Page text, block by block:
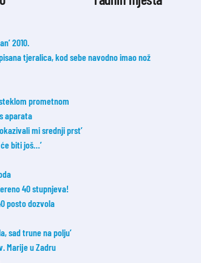
2010.
tjeralica, kod sebe navodno imao nož
prometnom
aparata
mi srednji prst’
biti još…’
40 stupnjeva!
posto dozvola
sad trune na polju’
Marije u Zadru